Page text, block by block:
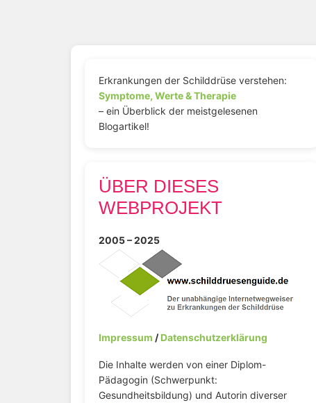
Erkrankungen der Schilddrüse verstehen:
Symptome, Werte & Therapie
– ein Überblick der meistgelesenen
Blogartikel!
ÜBER DIESES
WEBPROJEKT
2005 – 2025
Impressum /Datenschutzerklärung
Die Inhalte werden von einer Diplom-
Pädagogin (Schwerpunkt:
Gesundheitsbildung) und Autorin diverser